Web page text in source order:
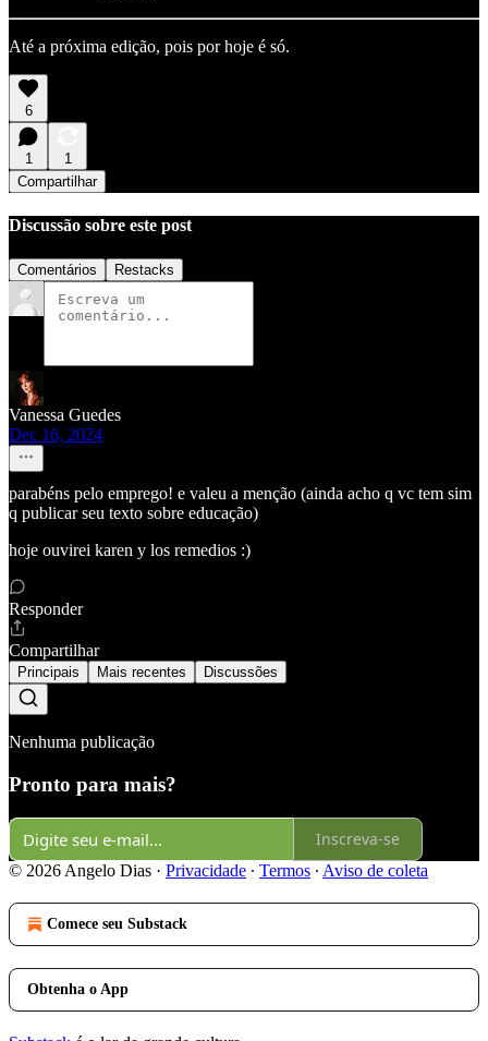
Até a próxima edição, pois por hoje é só.
6
1
1
Compartilhar
Discussão sobre este post
Comentários Restacks
Vanessa Guedes
Dec 16, 2024
parabéns pelo emprego! e valeu a menção (ainda acho q vc tem sim
q publicar seu texto sobre educação)
hoje ouvirei karen y los remedios :)
Responder
Compartilhar
Principais Mais recentes Discussões
Nenhuma publicação
Pronto para mais?
Inscreva-se
© 2026 Angelo Dias · Privacidade ∙ Termos ∙ Aviso de coleta
Comece seu Substack
Obtenha o App